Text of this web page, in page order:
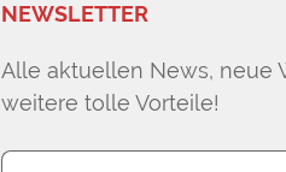
NEWSLETTER
Alle aktuellen News, neue
weitere tolle Vorteile!